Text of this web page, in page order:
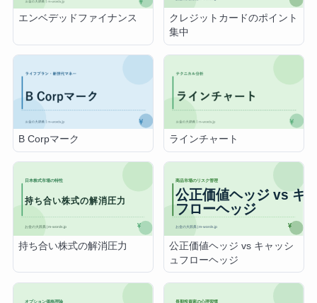
エンベデッドファイナンス
クレジットカードのポイント
集中
B Corpマーク ラインチャート
持ち合い株式の解消圧力
公正価値ヘッジ vs キャッシ
ュフローヘッジ